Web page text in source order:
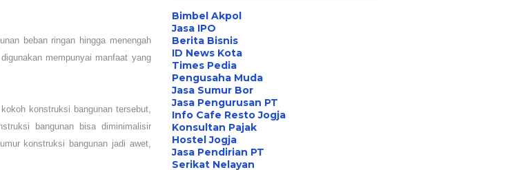
beban ringan hingga menengah
mempunyai manfaat yang
konstruksi bangunan tersebut,
bangunan bisa diminimalisir
konstruksi bangunan jadi awet,
Bimbel Akpol
Jasa IPO
Berita Bisnis
ID News Kota
Times Pedia
Pengusaha Muda
Jasa Sumur Bor
Jasa Pengurusan PT
Info Cafe Resto Jogja
Konsultan Pajak
Hostel Jogja
Jasa Pendirian PT
Serikat Nelayan